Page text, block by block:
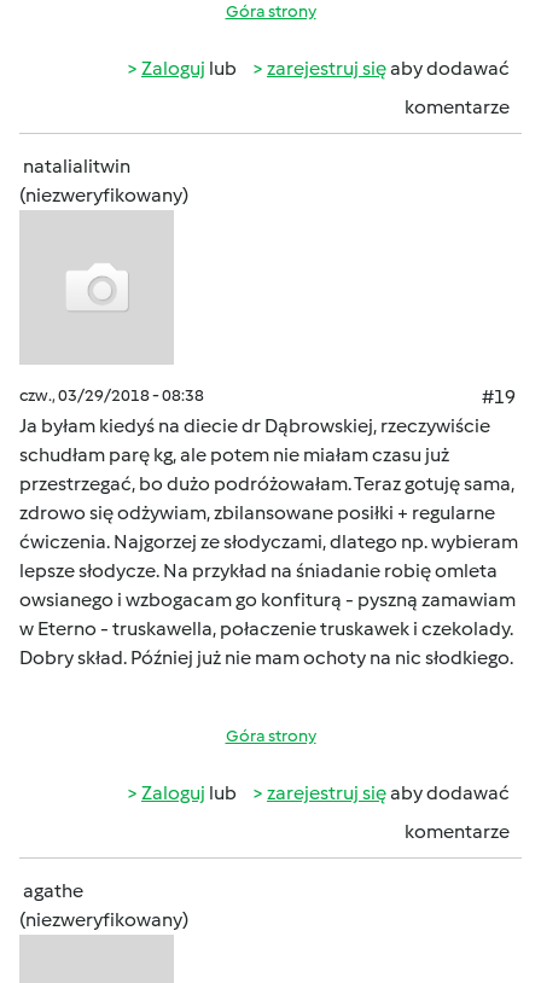
Góra strony
Zaloguj lub zarejestruj sięaby dodawać
komentarze
natalialitwin
(niezweryfikowany)
czw., 03/29/2018 - 08:38
#19
Ja byłam kiedyś na diecie dr Dąbrowskiej, rzeczywiście
schudłam parę kg, ale potem nie miałam czasu już
przestrzegać, bo dużo podróżowałam. Teraz gotuję sama,
zdrowo się odżywiam, zbilansowane posiłki + regularne
ćwiczenia. Najgorzej ze słodyczami, dlatego np. wybieram
lepsze słodycze. Na przykład na śniadanie robię omleta
owsianego i wzbogacam go konfiturą - pyszną zamawiam
w Eterno - truskawella, połaczenie truskawek i czekolady.
Dobry skład. Później już nie mam ochoty na nic słodkiego.
Góra strony
Zaloguj lub zarejestruj sięaby dodawać
komentarze
agathe
(niezweryfikowany)